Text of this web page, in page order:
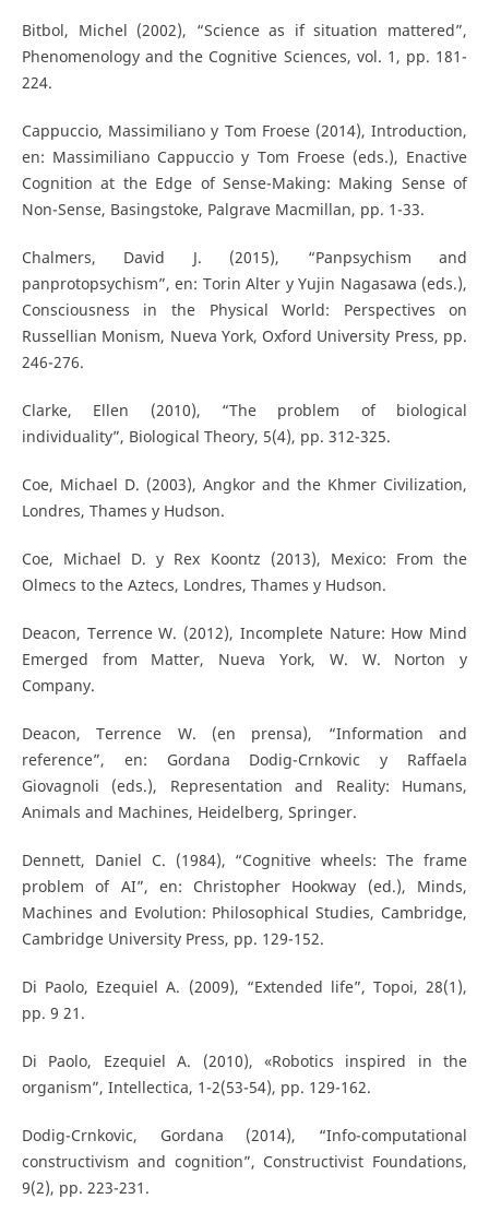
Bitbol, Michel (2002), “Science as if situation mattered”,
Phenomenology and the Cognitive Sciences, vol. 1, pp. 181-
224.
Cappuccio, Massimiliano y Tom Froese (2014), Introduction,
en: Massimiliano Cappuccio y Tom Froese (eds.), Enactive
Cognition at the Edge of Sense-Making: Making Sense of
Non-Sense, Basingstoke, Palgrave Macmillan, pp. 1-33.
Chalmers, David J. (2015), “Panpsychism and
panprotopsychism”, en: Torin Alter y Yujin Nagasawa (eds.),
Consciousness in the Physical World: Perspectives on
Russellian Monism, Nueva York, Oxford University Press, pp.
246-276.
Clarke, Ellen (2010), “The problem of biological
individuality”, Biological Theory, 5(4), pp. 312-325.
Coe, Michael D. (2003), Angkor and the Khmer Civilization,
Londres, Thames y Hudson.
Coe, Michael D. y Rex Koontz (2013), Mexico: From the
Olmecs to the Aztecs, Londres, Thames y Hudson.
Deacon, Terrence W. (2012), Incomplete Nature: How Mind
Emerged from Matter, Nueva York, W. W. Norton y
Company.
Deacon, Terrence W. (en prensa), “Information and
reference”, en: Gordana Dodig-Crnkovic y Raffaela
Giovagnoli (eds.), Representation and Reality: Humans,
Animals and Machines, Heidelberg, Springer.
Dennett, Daniel C. (1984), “Cognitive wheels: The frame
problem of AI”, en: Christopher Hookway (ed.), Minds,
Machines and Evolution: Philosophical Studies, Cambridge,
Cambridge University Press, pp. 129-152.
Di Paolo, Ezequiel A. (2009), “Extended life”, Topoi, 28(1),
pp. 9 21.
Di Paolo, Ezequiel A. (2010), «Robotics inspired in the
organism”, Intellectica, 1-2(53-54), pp. 129-162.
Dodig-Crnkovic, Gordana (2014), “Info-computational
constructivism and cognition”, Constructivist Foundations,
9(2), pp. 223-231.